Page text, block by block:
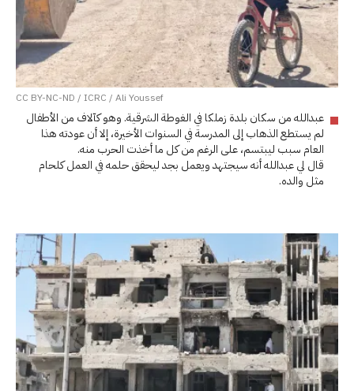
CC BY-NC-ND / ICRC / Ali Youssef
عبدالله من سكان بلدة زملكا في الغوطة الشرقية. وهو كآلاف من الأطفال
لم يستطع الذهاب إلى المدرسة في السنوات الأخيرة، إلا أن عودته هذا
العام سبب ليبتسم، على الرغم من كل ما أخذت الحرب منه.
قال لي عبدالله أنه سيجتهد ويعمل بجد ليحقق حلمه في العمل كلحام
مثل والده.